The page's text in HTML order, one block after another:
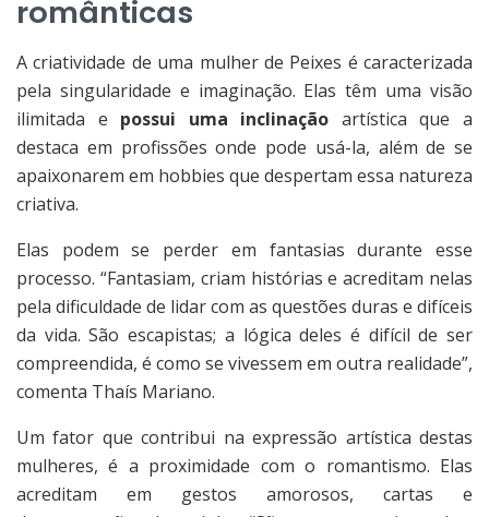
românticas
A criatividade de uma mulher de Peixes é caracterizada
pela singularidade e imaginação. Elas têm uma visão
ilimitada e possui uma inclinação artística que a
destaca em profissões onde pode usá-la, além de se
apaixonarem em hobbies que despertam essa natureza
criativa.
Elas podem se perder em fantasias durante esse
processo. “Fantasiam, criam histórias e acreditam nelas
pela dificuldade de lidar com as questões duras e difíceis
da vida. São escapistas; a lógica deles é difícil de ser
compreendida, é como se vivessem em outra realidade”,
comenta Thaís Mariano.
Um fator que contribui na expressão artística destas
mulheres, é a proximidade com o romantismo. Elas
acreditam em gestos amorosos, cartas e